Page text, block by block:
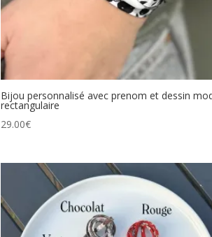
Bijou personnalisé avec prenom et dessin
rectangulaire
29.00€